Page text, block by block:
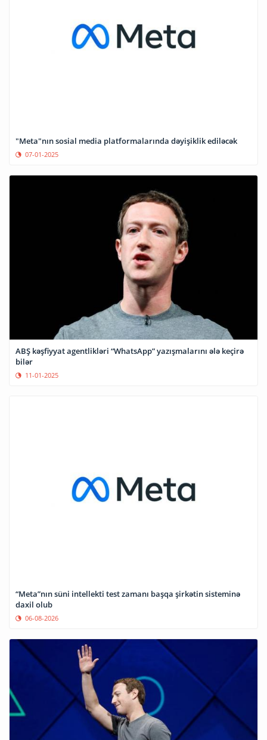
"Meta"nın sosial media platformalarında dəyişiklik ediləcək
07-01-2025
ABŞ kəşfiyyat agentlikləri “WhatsApp” yazışmalarını ələ keçirə
bilər
11-01-2025
“Meta”nın süni intellekti test zamanı başqa şirkətin sisteminə
daxil olub
06-08-2026